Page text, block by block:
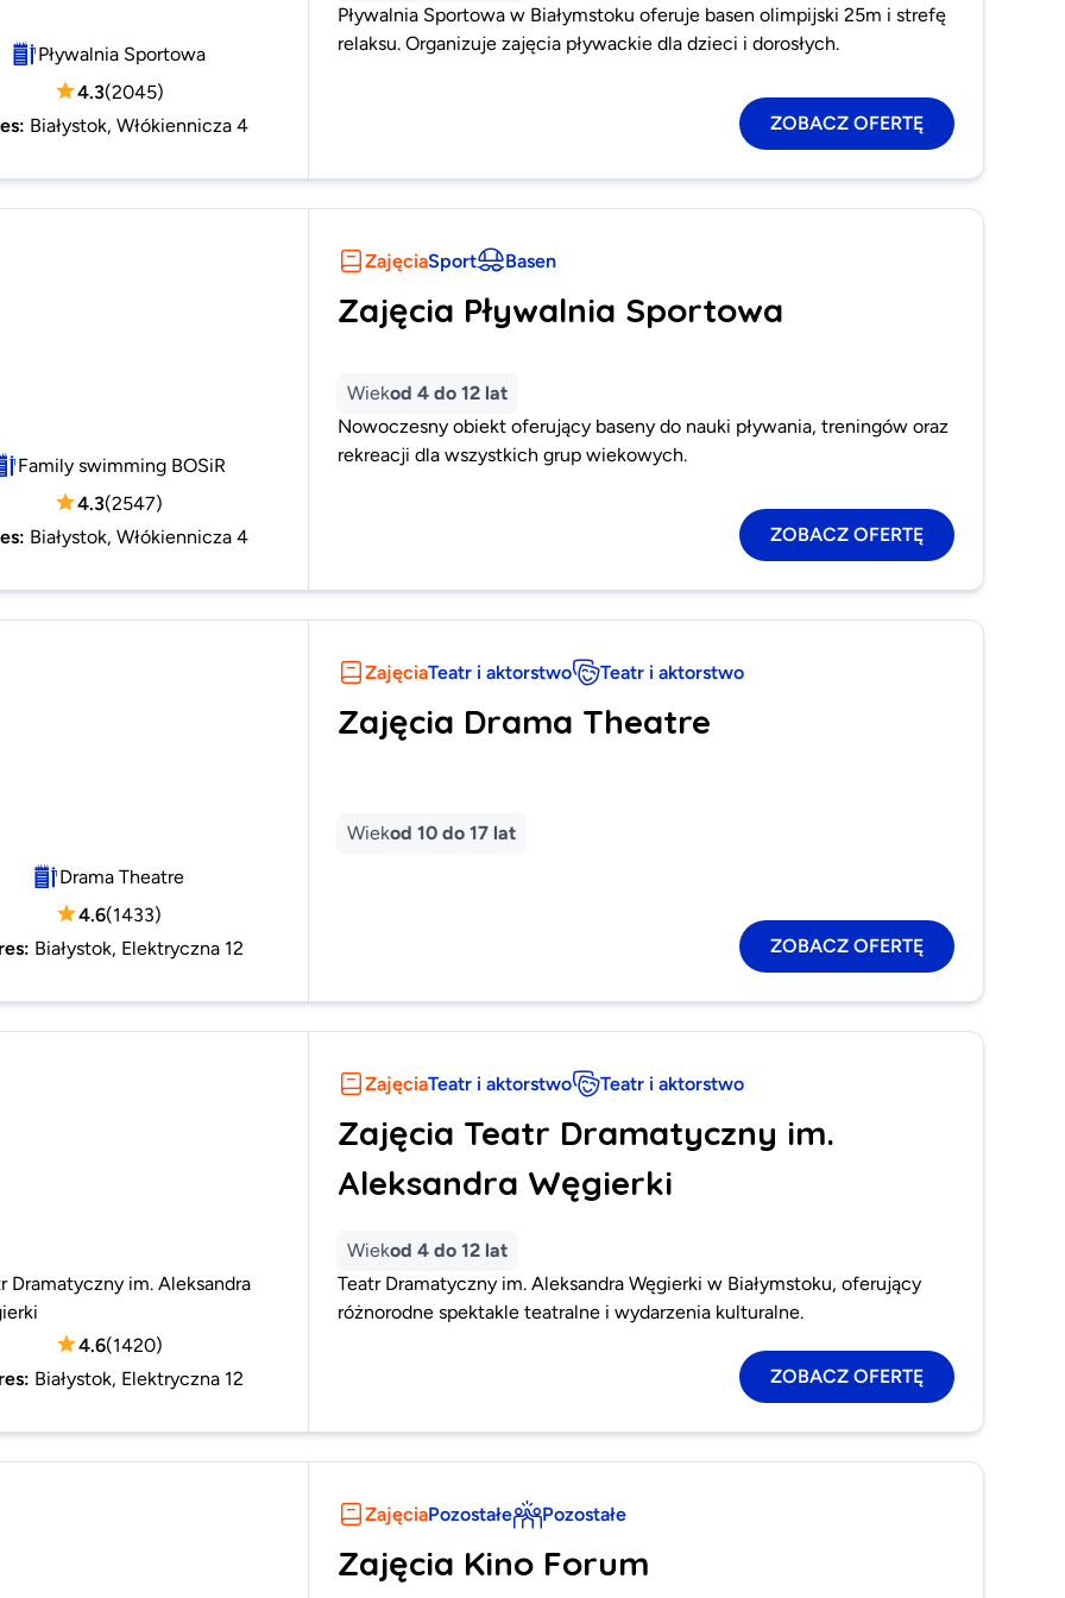
Pływalnia Sportowa
4.3(2045)
: Białystok, Włókiennicza 4
Pływalnia Sportowa w Białymstoku oferuje basen olimpijski 25m i strefę
relaksu. Organizuje zajęcia pływackie dla dzieci i dorosłych.
ZOBACZ OFERTĘ
Family swimming BOSiR
4.3(2547)
: Białystok, Włókiennicza 4
ZajęciaSport Basen
Zajęcia Pływalnia Sportowa
Wiekod 4 do 12 lat
Nowoczesny obiekt oferujący baseny do nauki pływania, treningów oraz
rekreacji dla wszystkich grup wiekowych.
ZOBACZ OFERTĘ
Drama Theatre
4.6(1433)
: Białystok, Elektryczna 12
ZajęciaTeatr i aktorstwo Teatr i aktorstwo
Zajęcia Drama Theatre
Wiekod 10 do 17 lat
ZOBACZ OFERTĘ
Dramatyczny im. Aleksandra
4.6(1420)
: Białystok, Elektryczna 12
ZajęciaTeatr i aktorstwo Teatr i aktorstwo
Zajęcia Teatr Dramatyczny im.
Aleksandra Węgierki
Wiekod 4 do 12 lat
Teatr Dramatyczny im. Aleksandra Węgierki w Białymstoku, oferujący
różnorodne spektakle teatralne i wydarzenia kulturalne.
ZOBACZ OFERTĘ
ZajęciaPozostałe Pozostałe
Zajęcia Kino Forum